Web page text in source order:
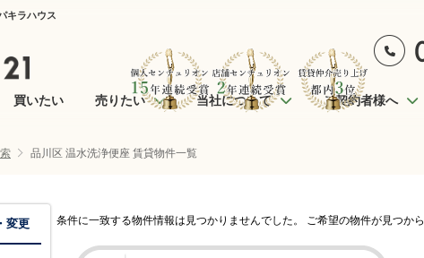
キラハウス
買いたい 売りたい 当社について ご契約者様へ
品川区 温水洗浄便座 賃貸物件一覧
条件に一致する物件情報は見つかりませんでした。 ご希望の物件が見つか
変更